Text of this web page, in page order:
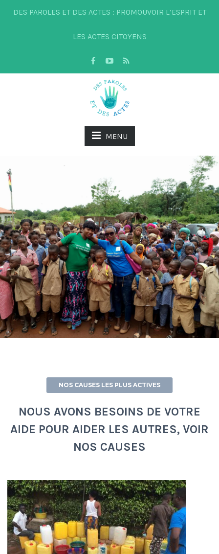
DES PAROLES ET DES ACTES : PROMOUVOIR L’ESPRIT ET
LES ACTES CITOYENS
MENU
NOS CAUSES LES PLUS ACTIVES
NOUS AVONS BESOINS DE VOTRE
AIDE POUR AIDER LES AUTRES, VOIR
NOS CAUSES